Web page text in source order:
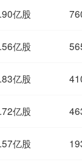
亿股
亿股
亿股
亿股
亿股